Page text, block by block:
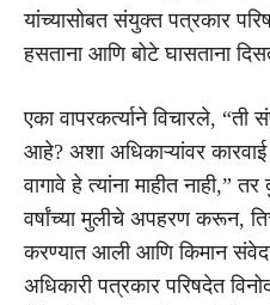
यांच्यासोबत संयुक्त पत्रकार
हसताना आणि बोटे घासताना
एका वापरकर्त्याने विचारले,
आहे? अशा अधिकाऱ्यांवर
वागावे हे त्यांना माहीत नाही,”
वर्षांच्या मुलीचे अपहरण करून,
करण्यात आली आणि किमान
अधिकारी पत्रकार परिषदेत